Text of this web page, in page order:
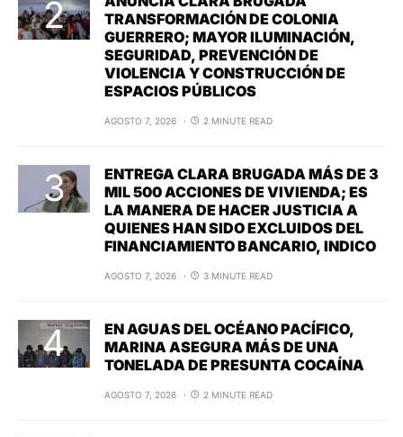
TRANSFORMACIÓN DE COLONIA
GUERRERO; MAYOR ILUMINACIÓN,
SEGURIDAD, PREVENCIÓN DE
VIOLENCIA Y CONSTRUCCIÓN DE
ESPACIOS PÚBLICOS
AGOSTO 7, 2026 2 MINUTE READ
ENTREGA CLARA BRUGADA MÁS DE 3
MIL 500 ACCIONES DE VIVIENDA; ES
LA MANERA DE HACER JUSTICIA A
QUIENES HAN SIDO EXCLUIDOS DEL
FINANCIAMIENTO BANCARIO, INDICO
AGOSTO 7, 2026 3 MINUTE READ
EN AGUAS DEL OCÉANO PACÍFICO,
MARINA ASEGURA MÁS DE UNA
TONELADA DE PRESUNTA COCAÍNA
AGOSTO 7, 2026 2 MINUTE READ